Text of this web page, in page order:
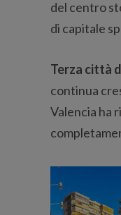
del centro
di capitale
Terza città
continua
Valencia ha